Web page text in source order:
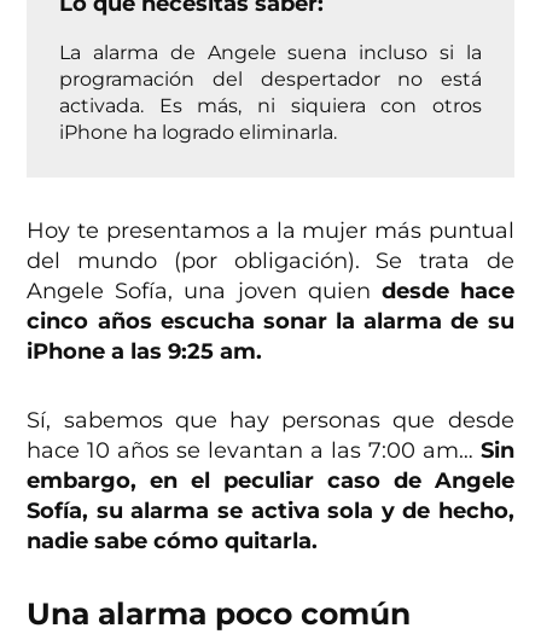
La alarma de Angele suena incluso si la
programación del despertador no está
activada. Es más, ni siquiera con otros
iPhone ha logrado eliminarla.
Hoy te presentamos a la mujer más puntual
del mundo (por obligación). Se trata de
Angele Sofía, una joven quien desde hace
cinco años escucha sonar la alarma de su
iPhone a las 9:25 am.
Sí, sabemos que hay personas que desde
hace 10 años se levantan a las 7:00 am… Sin
embargo, en el peculiar caso de Angele
Sofía, su alarma se activa sola y de hecho,
nadie sabe cómo quitarla.
Una alarma poco común